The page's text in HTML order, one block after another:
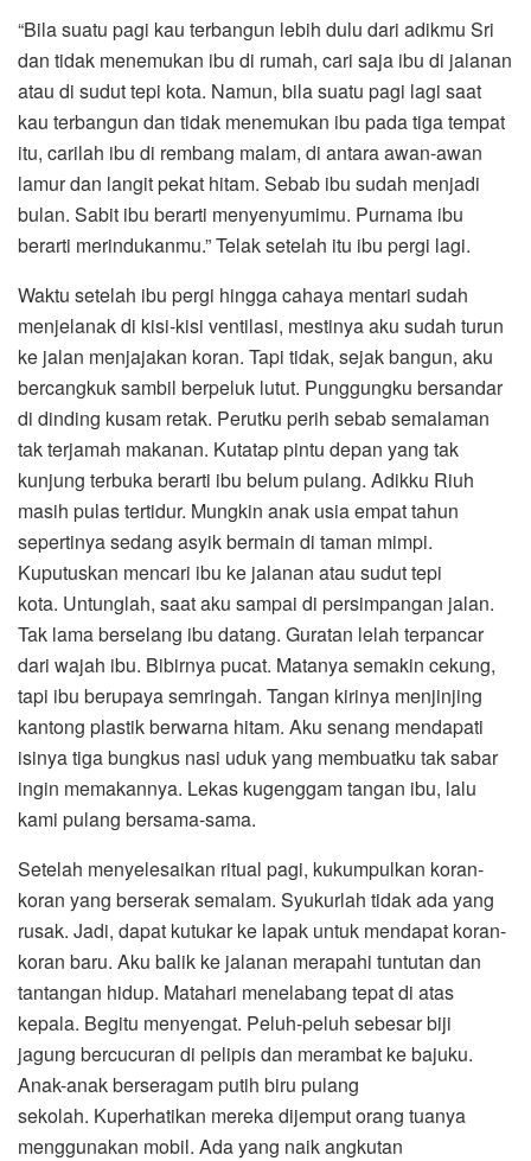
“Bila suatu pagi kau terbangun lebih dulu dari adikmu Sri
dan tidak menemukan ibu di rumah, cari saja ibu di jalanan
atau di sudut tepi kota. Namun, bila suatu pagi lagi saat
kau terbangun dan tidak menemukan ibu pada tiga tempat
itu, carilah ibu di rembang malam, di antara awan-awan
lamur dan langit pekat hitam. Sebab ibu sudah menjadi
bulan. Sabit ibu berarti menyenyumimu. Purnama ibu
berarti merindukanmu.” Telak setelah itu ibu pergi lagi.
Waktu setelah ibu pergi hingga cahaya mentari sudah
menjelanak di kisi-kisi ventilasi, mestinya aku sudah turun
ke jalan menjajakan koran. Tapi tidak, sejak bangun, aku
bercangkuk sambil berpeluk lutut. Punggungku bersandar
di dinding kusam retak. Perutku perih sebab semalaman
tak terjamah makanan. Kutatap pintu depan yang tak
kunjung terbuka berarti ibu belum pulang. Adikku Riuh
masih pulas tertidur. Mungkin anak usia empat tahun
sepertinya sedang asyik bermain di taman mimpi.
Kuputuskan mencari ibu ke jalanan atau sudut tepi
kota. Untunglah, saat aku sampai di persimpangan jalan.
Tak lama berselang ibu datang. Guratan lelah terpancar
dari wajah ibu. Bibirnya pucat. Matanya semakin cekung,
tapi ibu berupaya semringah. Tangan kirinya menjinjing
kantong plastik berwarna hitam. Aku senang mendapati
isinya tiga bungkus nasi uduk yang membuatku tak sabar
ingin memakannya. Lekas kugenggam tangan ibu, lalu
kami pulang bersama-sama.
Setelah menyelesaikan ritual pagi, kukumpulkan koran-
koran yang berserak semalam. Syukurlah tidak ada yang
rusak. Jadi, dapat kutukar ke lapak untuk mendapat koran-
koran baru. Aku balik ke jalanan merapahi tuntutan dan
tantangan hidup. Matahari menelabang tepat di atas
kepala. Begitu menyengat. Peluh-peluh sebesar biji
jagung bercucuran di pelipis dan merambat ke bajuku.
Anak-anak berseragam putih biru pulang
sekolah. Kuperhatikan mereka dijemput orang tuanya
menggunakan mobil. Ada yang naik angkutan